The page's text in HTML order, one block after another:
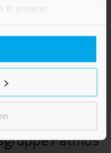
in unserer
Patmos